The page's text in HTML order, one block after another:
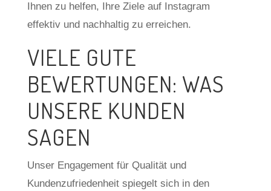
Ihnen zu helfen, Ihre Ziele auf Instagram
effektiv und nachhaltig zu erreichen.
VIELE GUTE
BEWERTUNGEN: WAS
UNSERE KUNDEN
SAGEN
Unser Engagement für Qualität und
Kundenzufriedenheit spiegelt sich in den